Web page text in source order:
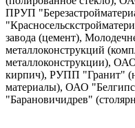
ПРУП
завода (цемент),
металлоконструкций
металлоконструкции),
кирпич), РУПП "Гранит"
материалы), ОАО
"Барановичидрев"